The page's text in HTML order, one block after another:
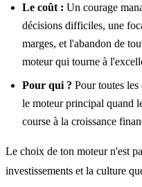
Le coût : Un courage
décisions difficiles, une
marges, et l'abandon de
moteur qui tourne à
Pour qui ? Pour toutes
le moteur principal quand
course à la croissance
Le choix de ton moteur n'est
investissements et la culture